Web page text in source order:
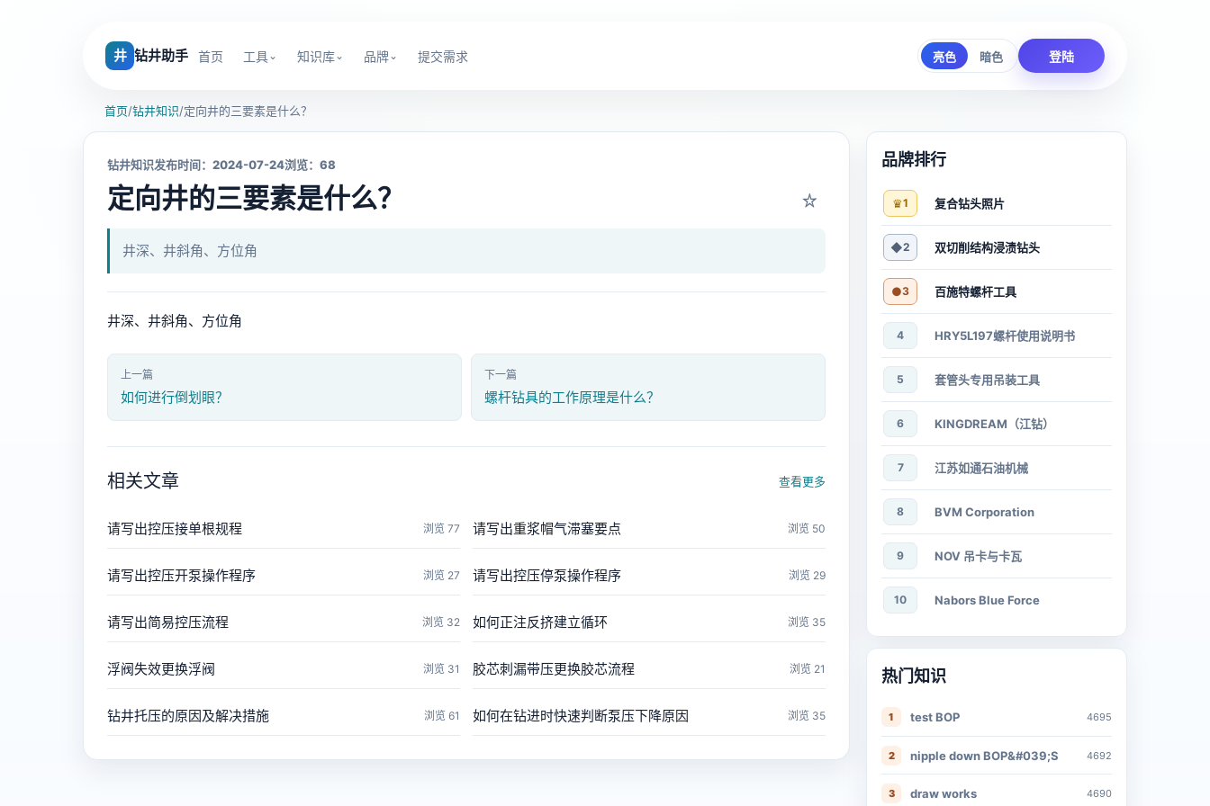
井 钻井助手 首页 工具 知识库 品牌 提交需求 亮色 暗色 登陆
首页/钻井知识/定向井的三要素是什么？
钻井知识发布时间：2024-07-24浏览：68
定向井的三要素是什么？ ☆
井深、井斜角、方位角
井深、井斜角、方位角
上一篇
如何进行倒划眼？
下一篇
螺杆钻具的工作原理是什么？
相关文章 查看更多
请写出控压接单根规程 浏览 77 请写出重浆帽气滞塞要点 浏览 50
请写出控压开泵操作程序 浏览 27 请写出控压停泵操作程序 浏览 29
请写出简易控压流程 浏览 32 如何正注反挤建立循环 浏览 35
浮阀失效更换浮阀 浏览 31 胶芯刺漏带压更换胶芯流程 浏览 21
钻井托压的原因及解决措施 浏览 61 如何在钻进时快速判断泵压下降原因 浏览 35
品牌排行
♛1 复合钻头照片
◆2 双切削结构浸渍钻头
●3 百施特螺杆工具
4 HRY5L197螺杆使用说明书
5 套管头专用吊装工具
6 KINGDREAM（江钻）
7 江苏如通石油机械
8 BVM Corporation
9 NOV 吊卡与卡瓦
10 Nabors Blue Force
热门知识
1 test BOP 4695
2 nipple down BOP&#039;S 4692
3 draw works 4690